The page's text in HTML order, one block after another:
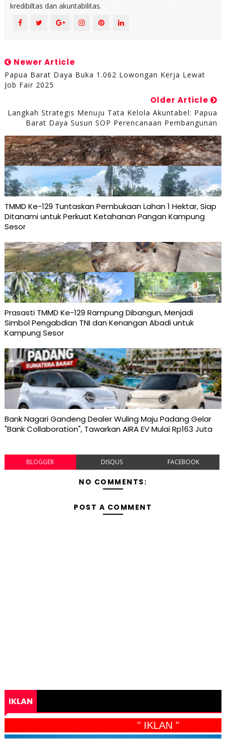
kredibiltas dan akuntabilitas.
Newer Article
Papua Barat Daya Buka 1.062 Lowongan Kerja Lewat
Job Fair 2025
Older Article
Langkah Strategis Menuju Tata Kelola Akuntabel: Papua
Barat Daya Susun SOP Perencanaan Pembangunan
TMMD Ke-129 Tuntaskan Pembukaan Lahan 1 Hektar, Siap
Ditanami untuk Perkuat Ketahanan Pangan Kampung
Sesor
Prasasti TMMD Ke-129 Rampung Dibangun, Menjadi
Simbol Pengabdian TNI dan Kenangan Abadi untuk
Kampung Sesor
Bank Nagari Gandeng Dealer Wuling Maju Padang Gelar
"Bank Collaboration", Tawarkan AIRA EV Mulai Rp163 Juta
BLOGGER DISQUS FACEBOOK
NO COMMENTS:
POST A COMMENT
IKLAN
" IKLAN "